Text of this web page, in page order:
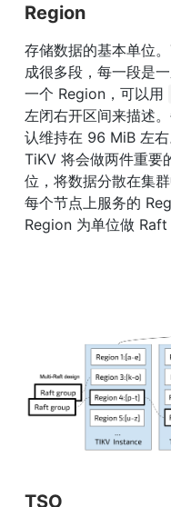
Region
存储数据的基本单位
成很多段，每一段是
一个 Region，可以用
左闭右开区间来描述
认维持在 96 MiB 左
TiKV 将会做两件重要
位，将数据分散在集
每个节点上服务的
Region 为单位做 Raft
TSO